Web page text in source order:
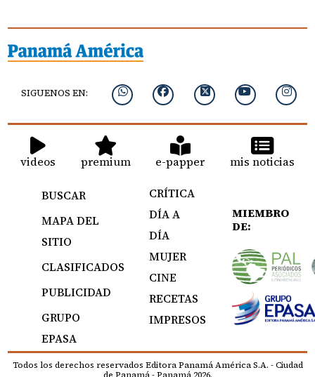
SIGUENOS EN:
videos premium e-papper mis noticias
BUSCAR
MAPA DEL
SITIO
CLASIFICADOS
PUBLICIDAD
GRUPO
EPASA
CRÍTICA
DÍA A
DÍA
MUJER
CINE
RECETAS
IMPRESOS
MIEMBRO
DE:
Todos los derechos reservados Editora Panamá América S.A. - Ciudad
de Panamá - Panamá 2026.